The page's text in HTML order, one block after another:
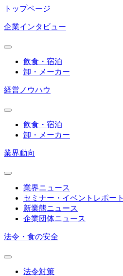
トップページ
企業インタビュー
飲食・宿泊
卸・メーカー
経営ノウハウ
飲食・宿泊
卸・メーカー
業界動向
業界ニュース
セミナー・イベントレポート
新業態ニュース
企業団体ニュース
法令・食の安全
法令対策